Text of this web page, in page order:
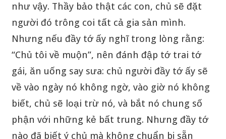
như vậy. Thầy bảo thật các con, chủ sẽ đặt
người đó trông coi tất cả gia sản mình.
Nhưng nếu đầy tớ ấy nghĩ trong lòng rằng:
“Chủ tôi về muộn”, nên đánh đập tớ trai tớ
gái, ăn uống say sưa: chủ người đầy tớ ấy sẽ
về vào ngày nó không ngờ, vào giờ nó không
biết, chủ sẽ loại trừ nó, và bắt nó chung số
phận với những kẻ bất trung. Nhưng đầy tớ
nào đã biết ý chủ mà không chuẩn bị sẵn